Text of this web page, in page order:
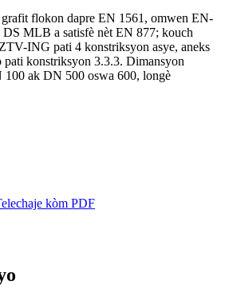
flokon dapre EN 1561, omwen EN-
MLB a satisfè nèt EN 877; kouch
ING pati 4 konstriksyon asye, aneks
konstriksyon 3.3.3. Dimansyon
ak DN 500 oswa 600, longè
kòm PDF